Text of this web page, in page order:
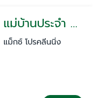
แม่บ้านประจำ ภูเก็ต
แม็กซ์ โปรคลีนนิ่ง